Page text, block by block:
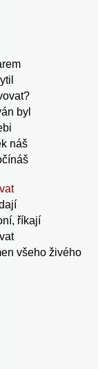
byl
náš
říkají
všeho živého